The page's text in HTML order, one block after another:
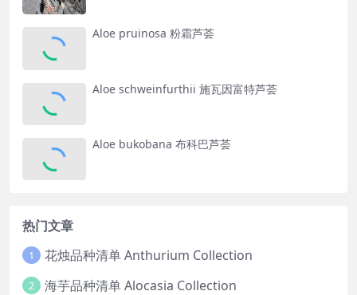
Aloe pruinosa 粉霜芦荟
Aloe schweinfurthii 施瓦因富特芦荟
Aloe bukobana 布科巴芦荟
热门文章
1 花烛品种清单 Anthurium Collection
2 海芋品种清单 Alocasia Collection